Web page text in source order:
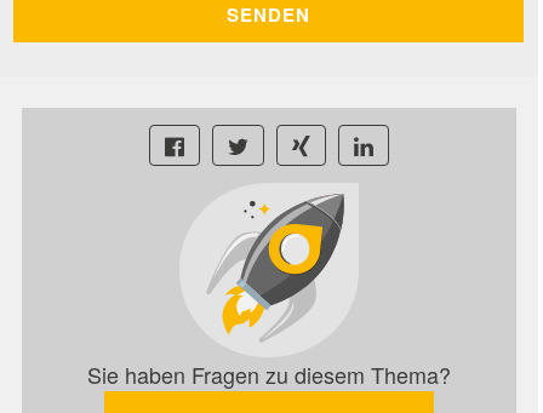
Sie haben Fragen zu diesem Thema?